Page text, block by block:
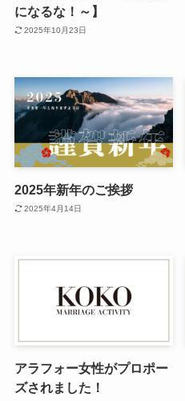
になるな！～】
2025年10月23日
2025年新年のご挨拶
2025年4月14日
アラフォー女性がプロポー
ズされました！